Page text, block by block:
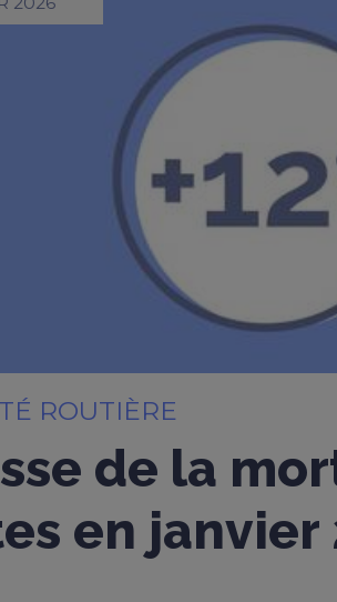
ROUTIÈRE
de la
en janvier